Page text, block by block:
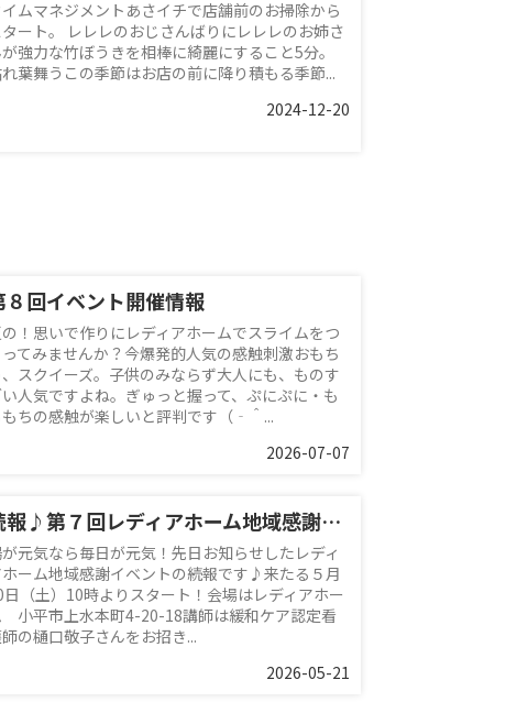
ムマネジメントあさイチで店舗前のお掃除から
ート。 レレレのおじさんばりにレレレのお姉さ
強力な竹ぼうきを相棒に綺麗にすること5分。
葉舞うこの季節はお店の前に降り積もる季節...
2024-12-20
８回イベント開催情報
！思いで作りにレディアホームでスライムをつ
ってみませんか？今爆発的人気の感触刺激おもち
、スクイーズ。子供のみならず大人にも、ものす
い人気ですよね。ぎゅっと握って、ぷにぷに・も
ちの感触が楽しいと評判です（‐＾...
2026-07-07
続報♪第７回レディアホーム地域感謝イベント
元気なら毎日が元気！先日お知らせしたレディ
ーム地域感謝イベントの続報です♪来たる５月
日（土）10時よりスタート！会場はレディアホー
小平市上水本町4-20-18講師は緩和ケア認定看
の樋口敬子さんをお招き...
2026-05-21